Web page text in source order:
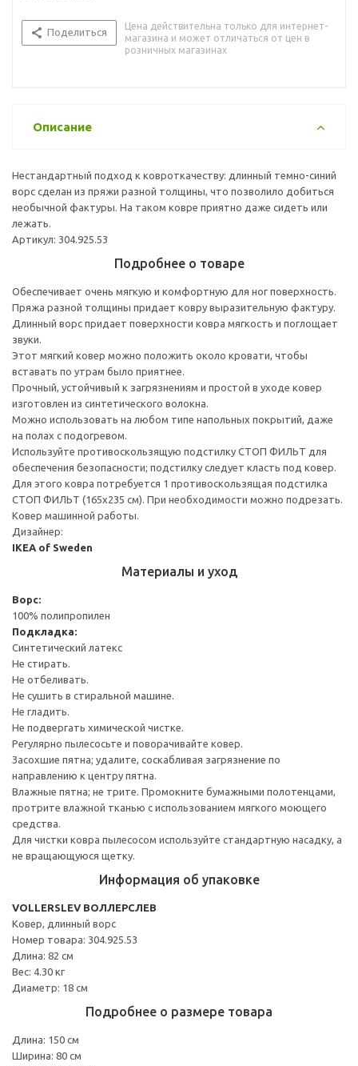
Поделиться
Цена действительна только для интернет-
магазина и может отличаться от цен в
розничных магазинах
Описание
Нестандартный подход к ковроткачеству: длинный темно-синий
ворс сделан из пряжи разной толщины, что позволило добиться
необычной фактуры. На таком ковре приятно даже сидеть или
лежать.
Артикул: 304.925.53
Подробнее о товаре
Обеспечивает очень мягкую и комфортную для ног поверхность.
Пряжа разной толщины придает ковру выразительную фактуру.
Длинный ворс придает поверхности ковра мягкость и поглощает
звуки.
Этот мягкий ковер можно положить около кровати, чтобы
вставать по утрам было приятнее.
Прочный, устойчивый к загрязнениям и простой в уходе ковер
изготовлен из синтетического волокна.
Можно использовать на любом типе напольных покрытий, даже
на полах с подогревом.
Используйте противоскользящую подстилку СТОП ФИЛЬТ для
обеспечения безопасности; подстилку следует класть под ковер.
Для этого ковра потребуется 1 противоскользящая подстилка
СТОП ФИЛЬТ (165x235 см). При необходимости можно подрезать.
Ковер машинной работы.
Дизайнер:
IKEA of Sweden
Материалы и уход
Ворс:
100% полипропилен
Подкладка:
Синтетический латекс
Не стирать.
Не отбеливать.
Не сушить в стиральной машине.
Не гладить.
Не подвергать химической чистке.
Регулярно пылесосьте и поворачивайте ковер.
Засохшие пятна; удалите, соскабливая загрязнение по
направлению к центру пятна.
Влажные пятна; не трите. Промокните бумажными полотенцами,
протрите влажной тканью с использованием мягкого моющего
средства.
Для чистки ковра пылесосом используйте стандартную насадку, а
не вращающуюся щетку.
Информация об упаковке
VOLLERSLEV ВОЛЛЕРСЛЕВ
Ковер, длинный ворс
Номер товара: 304.925.53
Длина: 82 см
Вес: 4.30 кг
Диаметр: 18 см
Подробнее о размере товара
Длина: 150 см
Ширина: 80 см